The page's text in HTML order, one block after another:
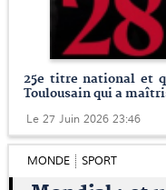
25e titre national et
Toulousain qui a
Le 27 Juin 2026 23:46
MONDE SPORT